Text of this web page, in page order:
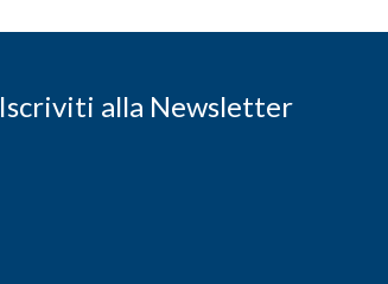
Iscriviti alla Newsletter